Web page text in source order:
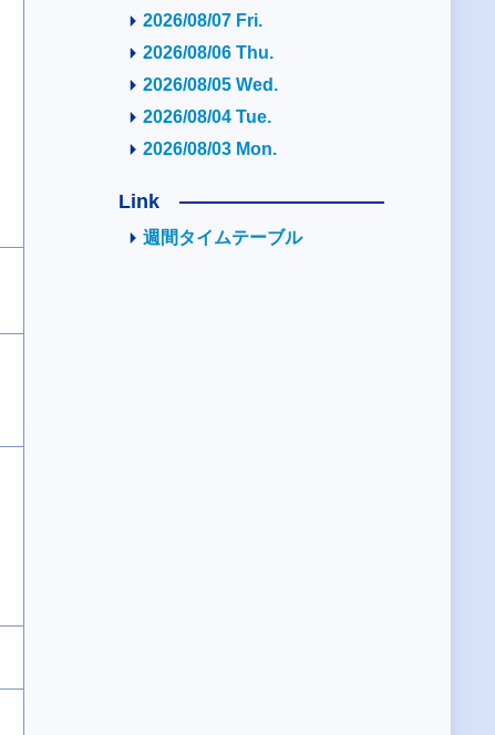
2026/08/07 Fri.
2026/08/06 Thu.
2026/08/05 Wed.
2026/08/04 Tue.
2026/08/03 Mon.
Link
週間タイムテーブル